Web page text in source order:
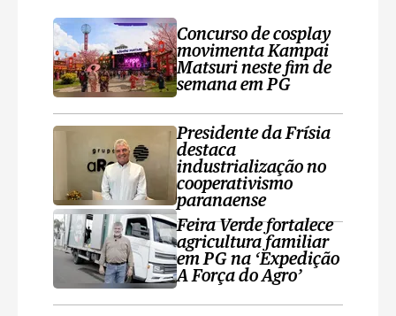
Concurso de cosplay
movimenta Kampai
Matsuri neste fim de
semana em PG
Presidente da Frísia
destaca
industrialização no
cooperativismo
paranaense
Feira Verde fortalece
agricultura familiar
em PG na ‘Expedição
A Força do Agro’